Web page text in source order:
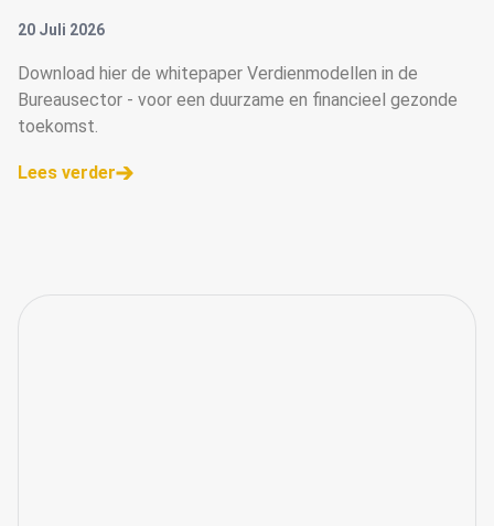
20 Juli 2026
Download hier de whitepaper Verdienmodellen in de
Bureausector - voor een duurzame en financieel gezonde
toekomst.
Lees verder